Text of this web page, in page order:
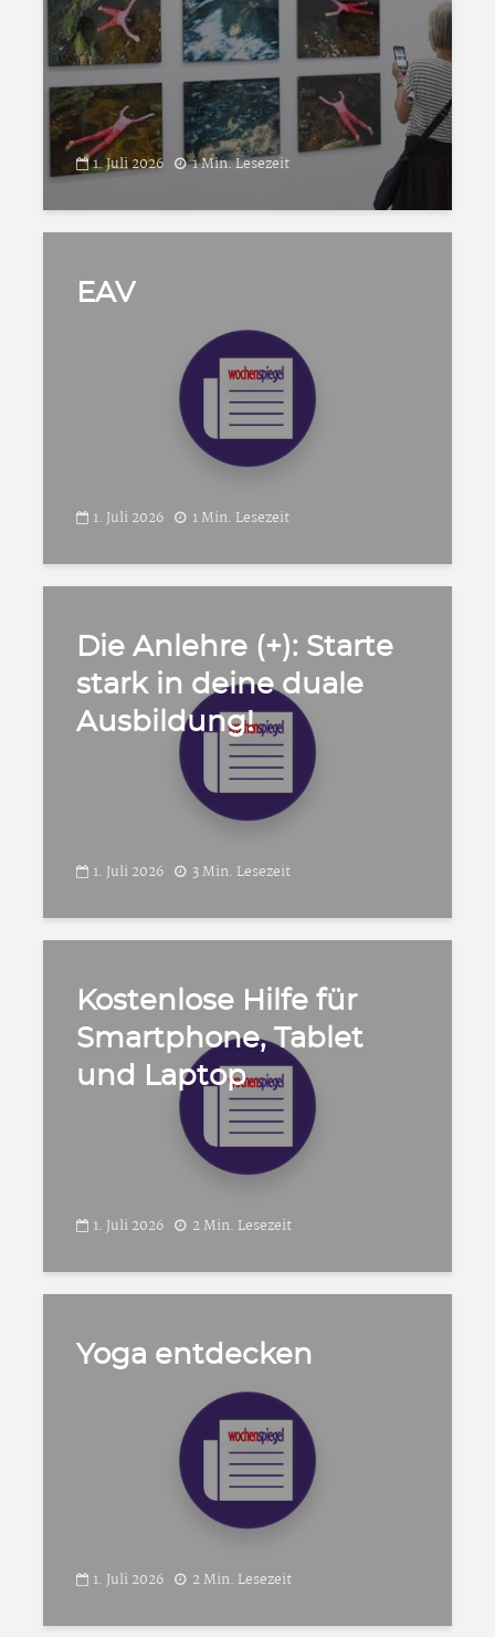
1. Juli 2026 1 Min. Lesezeit
EAV
1. Juli 2026 1 Min. Lesezeit
Die Anlehre (+): Starte
stark in deine duale
Ausbildung!
1. Juli 2026 3 Min. Lesezeit
Kostenlose Hilfe für
Smartphone, Tablet
und Laptop
1. Juli 2026 2 Min. Lesezeit
Yoga entdecken
1. Juli 2026 2 Min. Lesezeit